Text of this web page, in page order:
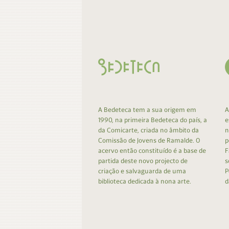
A Bedeteca tem a sua origem em
1990, na primeira Bedeteca do país, a
da Comicarte, criada no âmbito da
Comissão de Jovens de Ramalde. O
acervo então constituído é a base de
partida deste novo projecto de
criação e salvaguarda de uma
biblioteca dedicada à nona arte.